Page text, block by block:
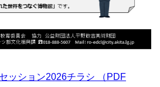
ッション2026チラシ （PDF